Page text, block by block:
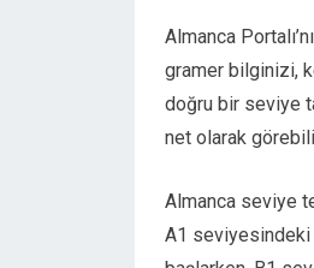
Almanca
gramer bilginizi,
doğru bir seviye
net olarak
Almanca seviye
A1 seviyesindeki